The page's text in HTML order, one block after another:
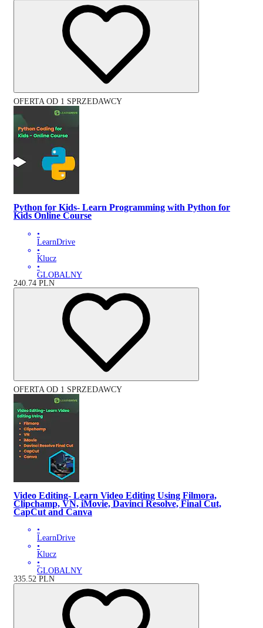
OFERTA OD 1 SPRZEDAWCY
Python for Kids- Learn Programming with Python for
Kids Online Course
•
LearnDrive
•
Klucz
•
GLOBALNY
240.74 PLN
OFERTA OD 1 SPRZEDAWCY
Video Editing- Learn Video Editing Using Filmora,
Clipchamp, VN, iMovie, Davinci Resolve, Final Cut,
CapCut and Canva
•
LearnDrive
•
Klucz
•
GLOBALNY
335.52 PLN